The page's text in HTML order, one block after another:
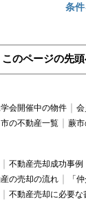
条
このページの先
会開催中の物件
市の不動産一覧 蕨
不動産売却成功事例
の売却の流れ
「
不動産売却に必要な